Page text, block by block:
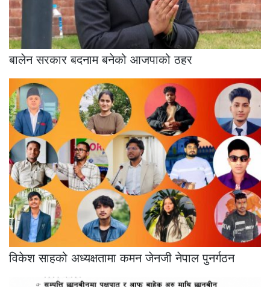
बालेन सरकार बदनाम बनेको आजपाको ठहर
विकेश साहको अध्यक्षतामा कमन जेनजी नेपाल पुनर्गठन